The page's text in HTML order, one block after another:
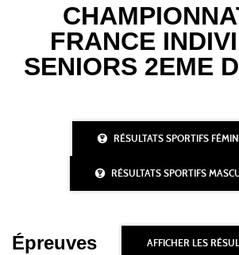
FRANCE
SENIORS 2EME
RÉSULTATS SPORTIFS
RÉSULTATS SPORTIFS
Épreuves AFFICHER LES